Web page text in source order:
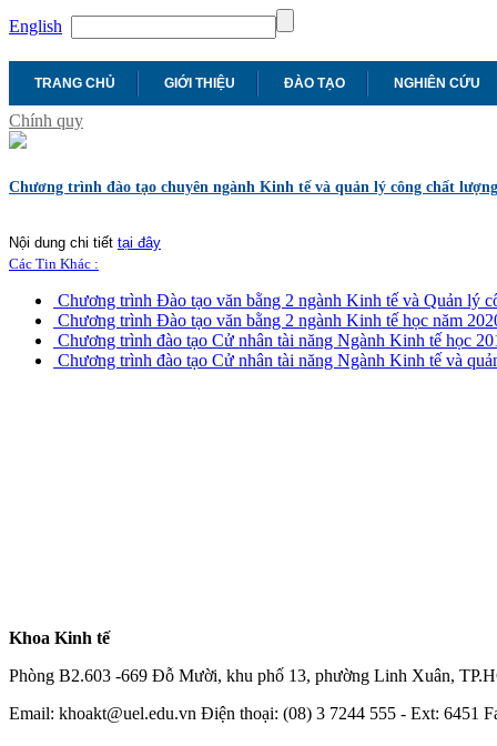
English
TRANG CHỦ GIỚI THIỆU ĐÀO TẠO NGHIÊN CỨU
Chính quy
Chương trình đào tạo chuyên ngành Kinh tế và quản lý công chất lượng
Nội dung chi tiết tại đây
Các Tin Khác :
Chương trình Đào tạo văn bằng 2 ngành Kinh tế và Quản lý
Chương trình Đào tạo văn bằng 2 ngành Kinh tế học năm
Chương trình đào tạo Cử nhân tài năng Ngành Kinh tế học
Chương trình đào tạo Cử nhân tài năng Ngành Kinh tế và
Khoa Kinh tế
Phòng B2.603 -669 Đỗ Mười, khu phố 13, phường Linh Xuân,
Email: khoakt@uel.edu.vn Điện thoại: (08) 3 7244 555 - Ext: 6451